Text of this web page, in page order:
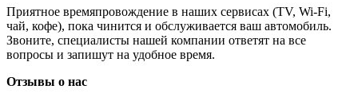
Приятное времяпровождение в наших сервисах (TV, Wi-Fi,
чай, кофе), пока чинится и обслуживается ваш автомобиль.
Звоните, специалисты нашей компании ответят на все
вопросы и запишут на удобное время.
Отзывы о нас